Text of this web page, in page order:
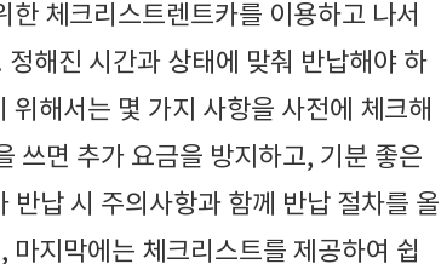
체크리스트렌트카를 이용하고 나서
해진 시간과 상태에 맞춰 반납해야 하
해서는 몇 가지 사항을 사전에 체크해
쓰면 추가 요금을 방지하고, 기분 좋은
납 시 주의사항과 함께 반납 절차를 올
지막에는 체크리스트를 제공하여 쉽